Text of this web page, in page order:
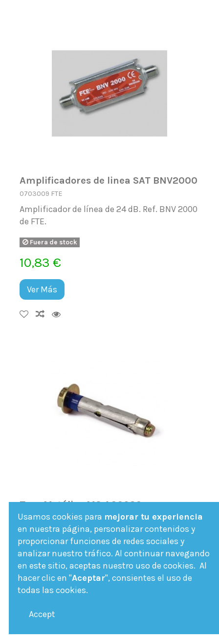
Amplificadores de linea SAT BNV2000
0703009 FTE
Amplificador de línea de 24 dB. Ref. BNV 2000
de FTE.
Fuera de stock
10,83 €
Ver Más
Taco Metálico M8 AC6036
AC6036
Taco Metálico M8 AC6036
Fuera de stock
0,61 €
Usamos cookies para mejorar tu experiencia
en nuestra página, personalizar contenidos y
proporcionar funciones de redes sociales y
analizar nuestro tráfico. Al continuar navegando
en este sitio, aceptas nuestro uso de cookies. Al
hacer clic en "Aceptar", consientes el uso de
todas las cookies.
Accept